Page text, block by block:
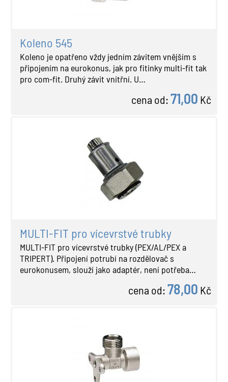
Koleno 545
Koleno je opatřeno vždy jedním závitem vnějším s
připojením na eurokonus, jak pro fitinky multi-fit tak
pro com-fit. Druhý závit vnitřní. U…
cena od:71,00 Kč
MULTI-FIT pro vícevrstvé trubky
MULTI-FIT pro vícevrstvé trubky (PEX/AL/PEX a
TRIPERT). Připojení potrubí na rozdělovač s
eurokonusem, slouží jako adaptér, není potřeba…
cena od:78,00 Kč